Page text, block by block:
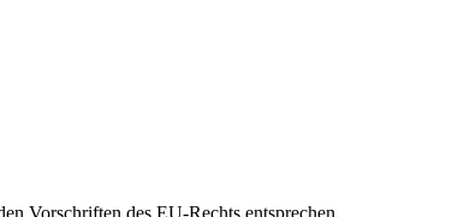
Vorschriften des EU-Rechts entsprechen.